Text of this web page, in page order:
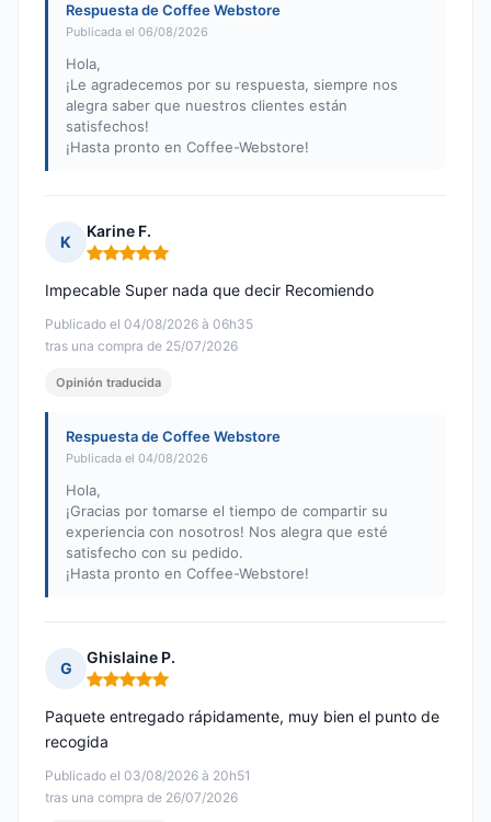
Respuesta de Coffee Webstore
Publicada el 06/08/2026
Hola,
¡Le agradecemos por su respuesta, siempre nos
alegra saber que nuestros clientes están
satisfechos!
¡Hasta pronto en Coffee-Webstore!
K
Karine F.
Nota: 5 de 5
Publicado el 04/08/2026 à 06h35
tras una compra de 25/07/2026
Impecable Super nada que decir Recomiendo
Opinión traducida
Respuesta de Coffee Webstore
Publicada el 04/08/2026
Hola,
¡Gracias por tomarse el tiempo de compartir su
experiencia con nosotros! Nos alegra que esté
satisfecho con su pedido.
¡Hasta pronto en Coffee-Webstore!
G
Ghislaine P.
Nota: 5 de 5
Publicado el 03/08/2026 à 20h51
tras una compra de 26/07/2026
Paquete entregado rápidamente, muy bien el punto de
recogida